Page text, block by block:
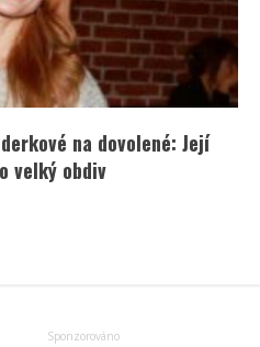
na dovolené: Její
velký obdiv